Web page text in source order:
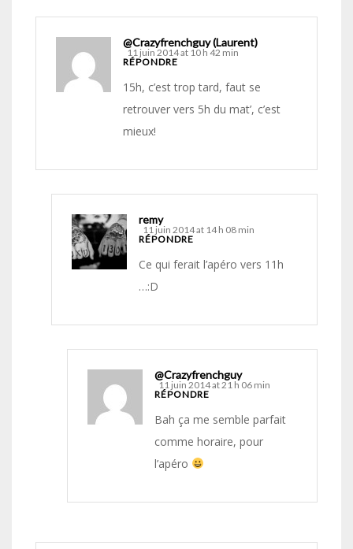
@Crazyfrenchguy (Laurent)
11 juin 2014 at 10 h 42 min
RÉPONDRE
15h, c’est trop tard, faut se
retrouver vers 5h du mat’, c’est
mieux!
remy
11 juin 2014 at 14 h 08 min
RÉPONDRE
Ce qui ferait l’apéro vers 11h
…:D
@Crazyfrenchguy
11 juin 2014 at 21 h 06 min
RÉPONDRE
Bah ça me semble parfait
comme horaire, pour
l’apéro